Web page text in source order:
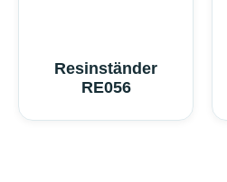
Resinständer
RE056